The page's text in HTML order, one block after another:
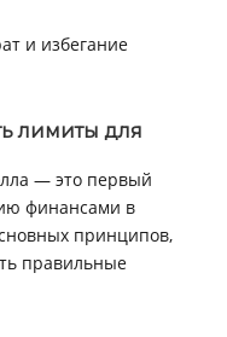
и избегание
лимиты для
— это первый
финансами в
принципов,
правильные